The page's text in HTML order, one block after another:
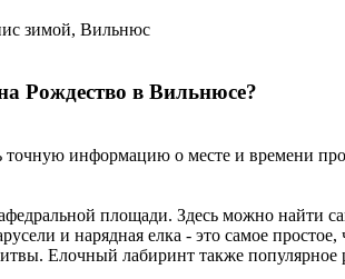
Рождество в Вильнюсе?
точную информацию о месте и времени
площади. Здесь можно найти
и нарядная елка - это самое
Елочный лабиринт также популярное